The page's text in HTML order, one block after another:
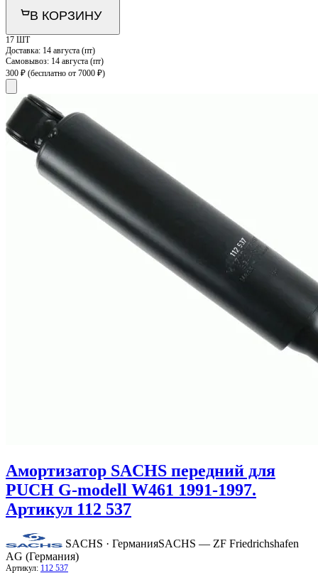
В КОРЗИНУ
17 ШТ
Доставка: 14 августа (пт)
Самовывоз: 14 августа (пт)
300 ₽ (бесплатно от 7000 ₽)
Амортизатор SACHS передний для
PUCH G-modell W461 1991-1997.
Артикул 112 537
SACHS · ГерманияSACHS — ZF Friedrichshafen
AG (Германия)
Артикул: 112 537